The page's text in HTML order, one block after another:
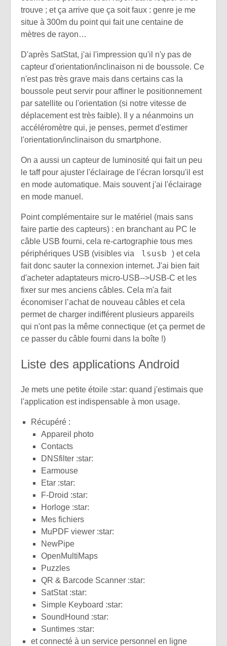
trouve ; et ça arrive que ça soit faux : genre je me
situe à 300m du point qui fait une centaine de
mètres de rayon…
D'après SatStat, j'ai l'impression qu'il n'y pas de
capteur d'orientation/inclinaison ni de boussole. Ce
n'est pas très grave mais dans certains cas la
boussole peut servir pour affiner le positionnement
par satellite ou l'orientation (si notre vitesse de
déplacement est très faible). Il y a néanmoins un
accéléromètre qui, je penses, permet d'estimer
l'orientation/inclinaison du smartphone.
On a aussi un capteur de luminosité qui fait un peu
le taff pour ajuster l'éclairage de l'écran lorsqu'il est
en mode automatique. Mais souvent j'ai l'éclairage
en mode manuel.
Point complémentaire sur le matériel (mais sans
faire partie des capteurs) : en branchant au PC le
câble USB fourni, cela re-cartographie tous mes
périphériques USB (visibles via
lsusb
) et cela
fait donc sauter la connexion internet. J'ai bien fait
d'acheter adaptateurs micro-USB-->USB-C et les
fixer sur mes anciens câbles. Cela m'a fait
économiser l’achat de nouveau câbles et cela
permet de charger indifférent plusieurs appareils
qui n'ont pas la même connectique (et ça permet de
ce passer du câble fourni dans la boîte !)
Liste des applications Android
Je mets une petite étoile :star: quand j'estimais que
l'application est indispensable à mon usage.
Récupéré :
Appareil photo
Contacts
DNSfilter :star:
Earmouse
Etar :star:
F-Droid :star:
Horloge :star:
Mes fichiers
MuPDF viewer :star:
NewPipe
OpenMultiMaps
Puzzles
QR & Barcode Scanner :star:
SatStat :star:
Simple Keyboard :star:
SoundHound :star:
Suntimes :star:
et connecté à un service personnel en ligne